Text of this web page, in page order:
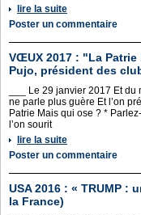
lire la suite
Poster un commentaire
VŒUX 2017 : "La
Pujo, président des
___ Le 29 janvier 2017 Et du
ne parle plus guère Et l’on
Patrie Mais qui ose ? *
l’on sourit
lire la suite
Poster un commentaire
USA 2016 : « TRUMP :
la France)